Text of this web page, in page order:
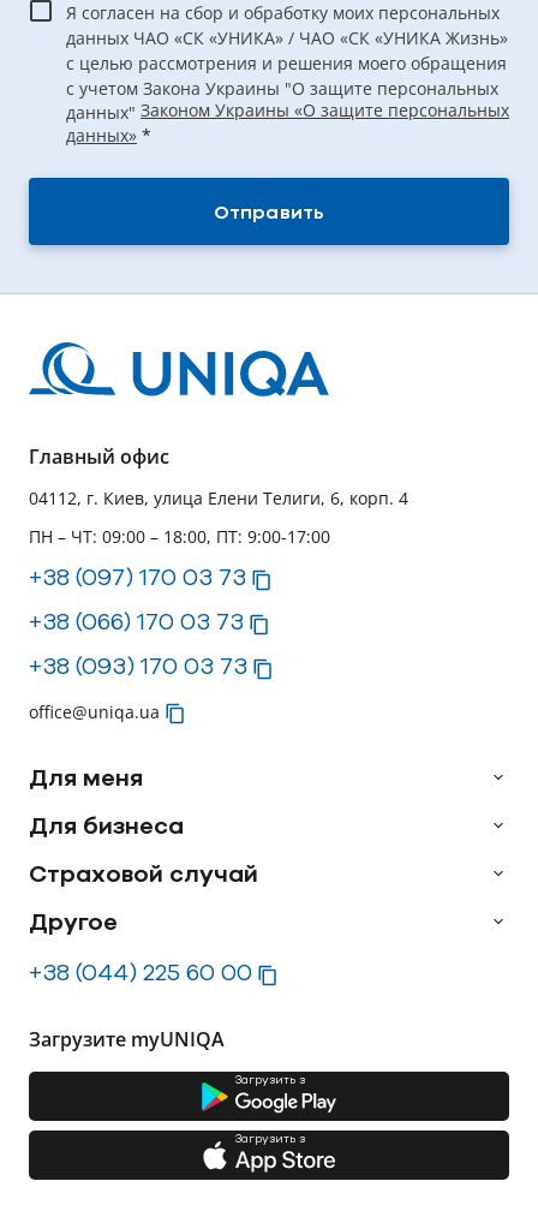
Я согласен на сбор и обработку моих персональных
данных ЧАО «СК «УНИКА» / ЧАО «СК «УНИКА Жизнь»
с целью рассмотрения и решения моего обращения
с учетом Закона Украины "О защите персональных
данных" Законом Украины «О защите персональных
данных» *
Отправить
Главный офис
04112, г. Киев, улица Елени Телиги, 6, корп. 4
ПН – ЧТ: 09:00 – 18:00, ПТ: 9:00-17:00
+38 (097) 170 03 73
+38 (066) 170 03 73
+38 (093) 170 03 73
office@uniqa.ua
Для меня
Для бизнеса
Страховой случай
Другое
+38 (044) 225 60 00
Загрузите myUNIQA
Загрузить з
Загрузить з